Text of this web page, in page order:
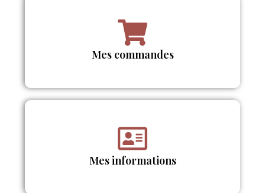
Mes commandes
Mes informations